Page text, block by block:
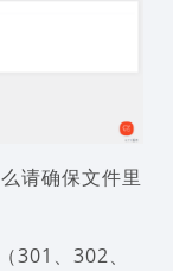
请确保文件里
、302、